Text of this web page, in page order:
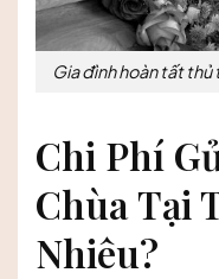
Gia đình hoàn tất thủ
Chi Phí
Chùa Tại
Nhiêu?